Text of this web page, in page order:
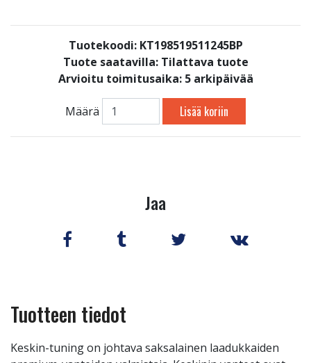
Tuotekoodi: KT198519511245BP
Tuote saatavilla: Tilattava tuote
Arvioitu toimitusaika: 5 arkipäivää
Määrä Lisää koriin
Jaa
Tuotteen tiedot
Keskin-tuning on johtava saksalainen laadukkaiden